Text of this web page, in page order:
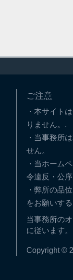
ご注意
・本サイト
りません。.
・当事務所
せん。
・当ホーム
令違反・公
・弊所の品
をお願いす
当事務所の
に従います。
Copyright ©